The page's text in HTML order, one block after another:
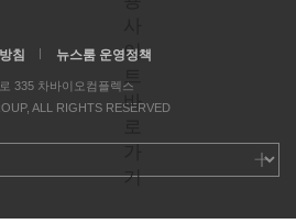
침 뉴스룸 운영정책
335 차바이오컴플렉스
ALL RIGHTS RESERVED